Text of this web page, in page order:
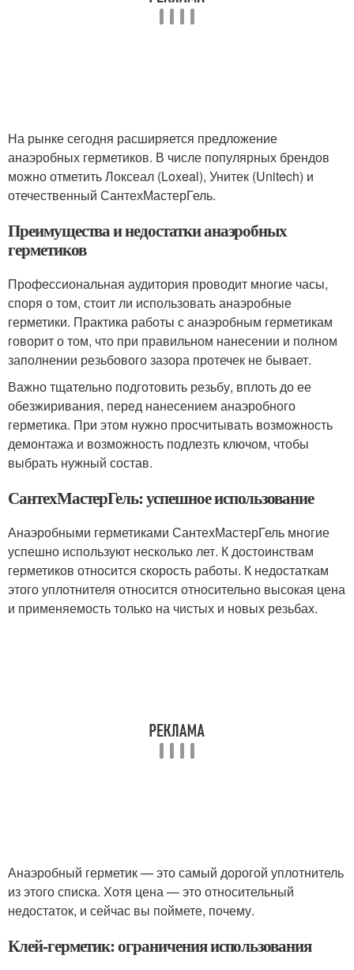
На рынке сегодня расширяется предложение
анаэробных герметиков. В числе популярных брендов
можно отметить Локсеал (Loxeal), Унитек (Unitech) и
отечественный СантехМастер­Гель.
Преимущества и недостатки анаэробных
герметиков
Профессиональная аудитория проводит многие часы,
споря о том, стоит ли использовать анаэробные
герметики. Практика работы с анаэробным герметикам
говорит о том, что при правильном нанесении и полном
заполнении резьбового зазора протечек не бывает.
Важно тщательно подготовить резьбу, вплоть до ее
обезжиривания, перед нанесением анаэробного
герметика. При этом нужно просчитывать возможность
демонтажа и возможность подлезть ключом, чтобы
выбрать нужный состав.
СантехМастер­Гель: успешное использование
Анаэробными герметиками СантехМастер­Гель многие
успешно используют несколько лет. К достоинствам
герметиков относится скорость работы. К недостаткам
этого уплотнителя относится относительно высокая цена
и применяемость только на чистых и новых резьбах.
Анаэробный герметик — это самый дорогой уплотнитель
из этого списка. Хотя цена — это относительный
недостаток, и сейчас вы поймете, почему.
Клей-герметик: ограничения использования